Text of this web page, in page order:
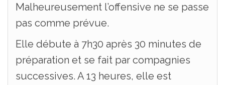
Malheureusement l’offensive ne se passe
pas comme prévue.
Elle débute à 7h30 après 30 minutes de
préparation et se fait par compagnies
successives. A 13 heures, elle est